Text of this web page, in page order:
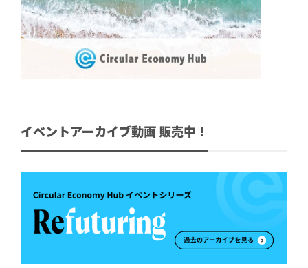
イベントアーカイブ動画 販売中！